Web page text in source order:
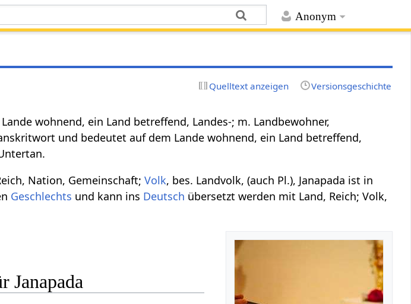
Anonym
Quelltext anzeigen Versionsgeschichte
wohnend, ein Land betreffend, Landes-; m. Landbewohner,
und bedeutet auf dem Lande wohnend, ein Land betreffend,
Nation, Gemeinschaft;Volk, bes. Landvolk, (auch Pl.), Janapada ist in
Geschlechts und kann ins Deutsch übersetzt werden mit Land, Reich; Volk,
Janapada